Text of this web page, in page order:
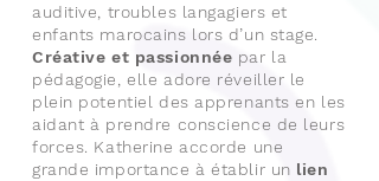
auditive, troubles langagiers et
enfants marocains lors d’un stage.
Créative et passionnée par la
pédagogie, elle adore réveiller le
plein potentiel des apprenants en les
aidant à prendre conscience de leurs
forces. Katherine accorde une
grande importance à établir un lien